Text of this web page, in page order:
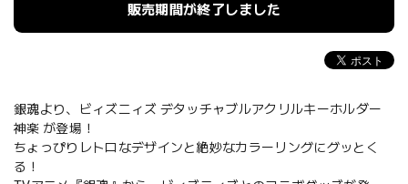
販売期間が終了しました
銀魂より、ビィズニィズ デタッチャブルアクリルキーホルダー
神楽 が登場！
ちょっぴりレトロなデザインと絶妙なカラーリングにグッとく
る！